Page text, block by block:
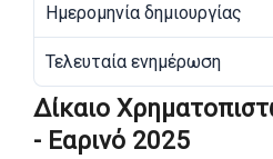
Ημερομηνία δημιουργίας
Τελευταία ενημέρωση
Δίκαιο
- Εαρινό 2025